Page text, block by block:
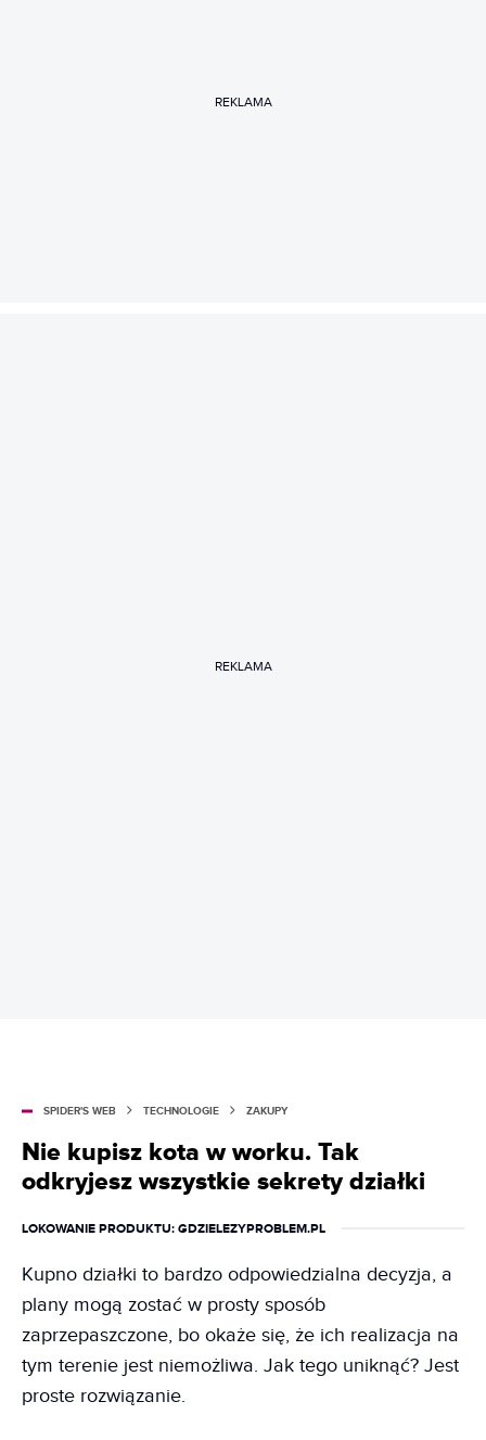
REKLAMA
REKLAMA
SPIDER'S WEB TECHNOLOGIE ZAKUPY
Nie kupisz kota w worku. Tak
odkryjesz wszystkie sekrety działki
LOKOWANIE PRODUKTU: GDZIELEZYPROBLEM.PL
Kupno działki to bardzo odpowiedzialna decyzja, a
plany mogą zostać w prosty sposób
zaprzepaszczone, bo okaże się, że ich realizacja na
tym terenie jest niemożliwa. Jak tego uniknąć? Jest
proste rozwiązanie.